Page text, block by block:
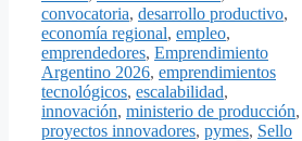
convocatoria, desarrollo productivo,
economía regional, empleo,
emprendedores, Emprendimiento
Argentino 2026, emprendimientos
tecnológicos, escalabilidad,
innovación, ministerio de producción,
proyectos innovadores, pymes, Sello